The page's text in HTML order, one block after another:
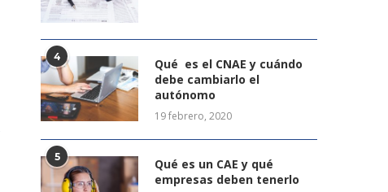
4
Qué es el CNAE y cuándo
debe cambiarlo el
autónomo
19 febrero, 2020
5
Qué es un CAE y qué
empresas deben tenerlo